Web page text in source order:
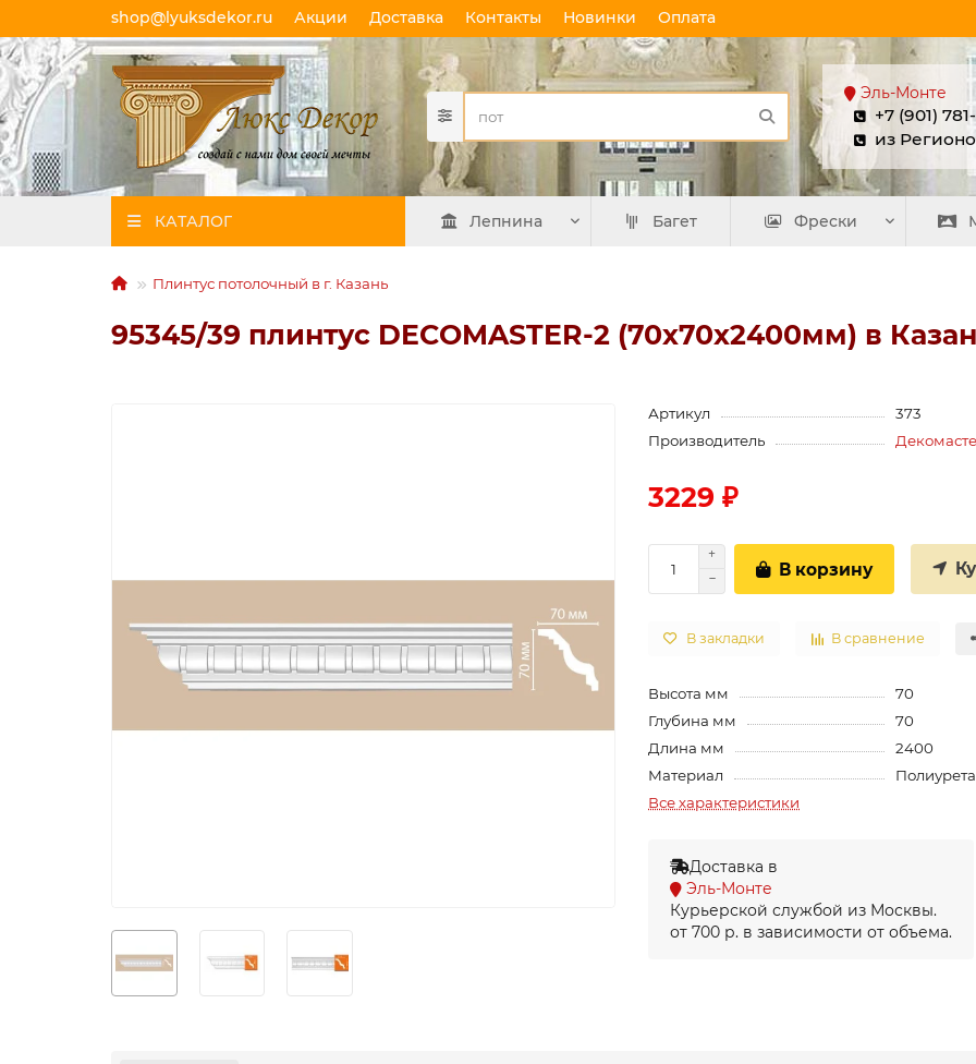
shop@lyuksdekor.ru Акции Доставка Контакты Новинки Оплата
Эль-Монте
+7 (901)
из
КАТАЛОГ Лепнина Багет Фрески
Плинтус потолочный в г. Казань
95345/39 плинтус DECOMASTER-2 (70х70х2400мм) в
Артикул
373
Производитель
3229 ₽
В корзину
В закладки В сравнение
Высота мм
70
Глубина мм
70
Длина мм
2400
Материал
Все характеристики
Доставка в
Эль-Монте
Курьерской службой из Москвы.
от 700 р. в зависимости от объема.